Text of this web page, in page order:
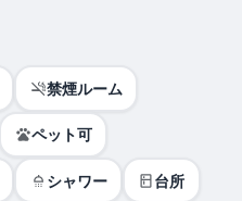
禁煙ルーム
ペット可
シャワー 台所